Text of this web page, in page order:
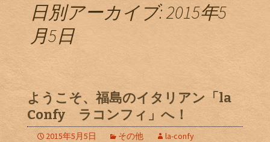
日別アーカイブ: 2015年5
月5日
ようこそ、福島のイタリアン「la
Confy ラコンフィ」へ！
2015年5月5日 その他 la-confy